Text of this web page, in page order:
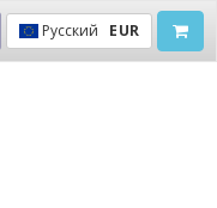
Русский EUR